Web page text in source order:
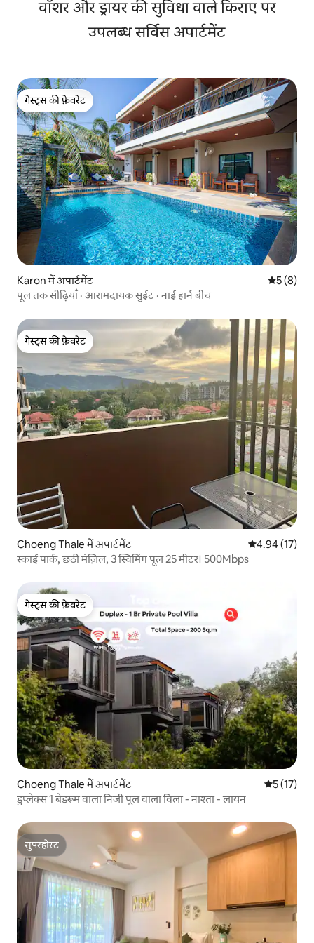
वॉशर और ड्रायर की सुविधा वाले किराए पर
उपलब्ध सर्विस अपार्टमेंट
गेस्ट्स की फ़ेवरेट
गेस्ट्स की फ़ेवरेट
Karon में अपार्टमेंट औसत रेटिंग
5 (8)
पूल तक सीढ़ियाँ · आरामदायक सुईट · नाई हार्न बीच
गेस्ट्स की फ़ेवरेट
गेस्ट्स की फ़ेवरेट
Choeng Thale में अपार्टमेंट औसत रेटिंग 5 में
4.94 (17)
स्काई पार्क, छठी मंज़िल, 3 स्विमिंग पूल 25 मीटर। 500Mbps
गेस्ट्स की फ़ेवरेट
गेस्ट्स की फ़ेवरेट
Choeng Thale में अपार्टमेंट औसत रेटिंग
5 (17)
डुप्लेक्स 1 बेडरूम वाला निजी पूल वाला विला - नाश्ता - लायन
सुपरहोस्ट
सुपरहोस्ट